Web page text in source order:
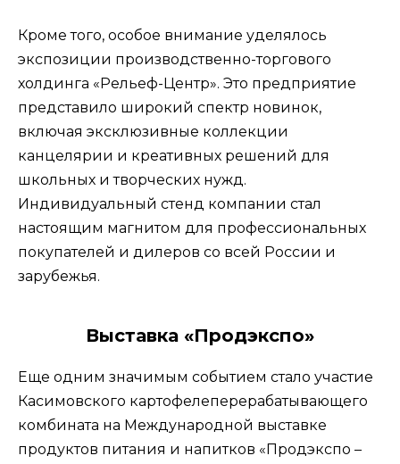
Кроме того, особое внимание уделялось
экспозиции производственно-торгового
холдинга «Рельеф-Центр». Это предприятие
представило широкий спектр новинок,
включая эксклюзивные коллекции
канцелярии и креативных решений для
школьных и творческих нужд.
Индивидуальный стенд компании стал
настоящим магнитом для профессиональных
покупателей и дилеров со всей России и
зарубежья.
Выставка «Продэкспо»
Еще одним значимым событием стало участие
Касимовского картофелеперерабатывающего
комбината на Международной выставке
продуктов питания и напитков «Продэкспо –